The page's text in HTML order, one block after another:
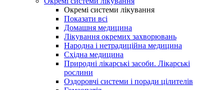
Окремі системи лікування
Показати всі
Домашня медицина
Лікування окремих захворювань
Народна і нетрадиційна медицина
Східна медицина
Природні лікарські засоби. Лікарські
рослини
Оздоровчі системи і поради цілителів